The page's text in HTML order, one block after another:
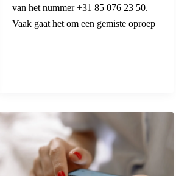
van het nummer +31 85 076 23 50.
Vaak gaat het om een gemiste oproep